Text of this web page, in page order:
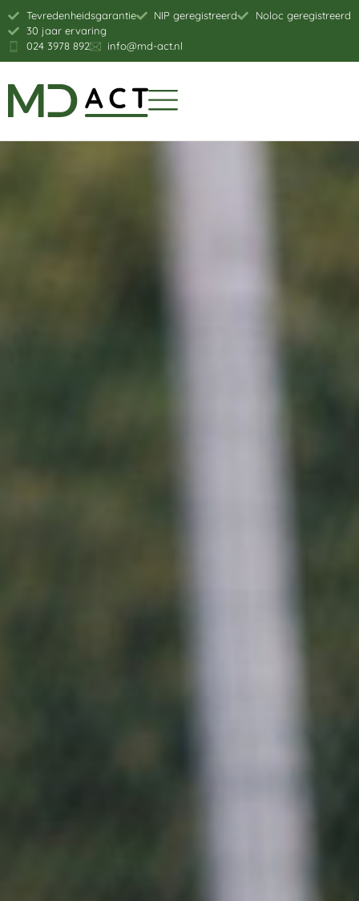
Tevredenheidsgarantie NIP geregistreerd
Noloc geregistreerd
30 jaar ervaring
024 3978 892
info@md-act.nl